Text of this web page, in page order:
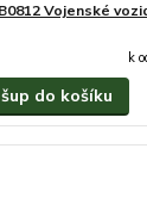
Vojenské
k
šup do košíku